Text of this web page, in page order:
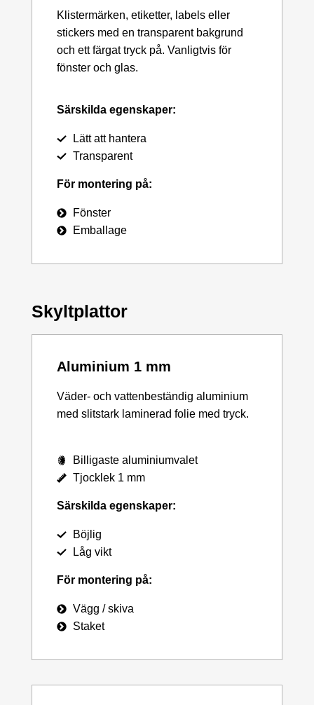
Klistermärken, etiketter, labels eller
stickers med en transparent bakgrund
och ett färgat tryck på. Vanligtvis för
fönster och glas.
Särskilda egenskaper:
Lätt att hantera
Transparent
För montering på:
Fönster
Emballage
Skyltplattor
Aluminium 1 mm
Väder- och vattenbeständig aluminium
med slitstark laminerad folie med tryck.
Billigaste aluminiumvalet
Tjocklek 1 mm
Särskilda egenskaper:
Böjlig
Låg vikt
För montering på:
Vägg / skiva
Staket